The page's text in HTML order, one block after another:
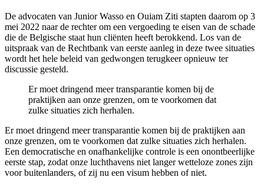
De advocaten van Junior Wasso en Ouiam Ziti stapten daarom op 3
mei 2022 naar de rechter om een vergoeding te eisen van de schade
die de Belgische staat hun cliënten heeft berokkend. Los van de
uitspraak van de Rechtbank van eerste aanleg in deze twee situaties
wordt het hele beleid van gedwongen terugkeer opnieuw ter
discussie gesteld.
Er moet dringend meer transparantie komen bij de
praktijken aan onze grenzen, om te voorkomen dat
zulke situaties zich herhalen.
Er moet dringend meer transparantie komen bij de praktijken aan
onze grenzen, om te voorkomen dat zulke situaties zich herhalen.
Een democratische en onafhankelijke controle is een onontbeerlijke
eerste stap, zodat onze luchthavens niet langer wetteloze zones zijn
voor buitenlanders, of zij nu een visum hebben of niet.